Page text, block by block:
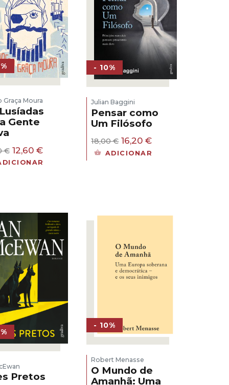
Graça Moura
Gente
€ O
preço
12,60 €O
preço
- 10%
Julian Baggini
Pensar como
Um Filósofo
18,00€ O
preço
16,20€O
ADICIONAR
Pretos
- 10%
Robert Menasse
O Mundo de
Amanhã: Uma